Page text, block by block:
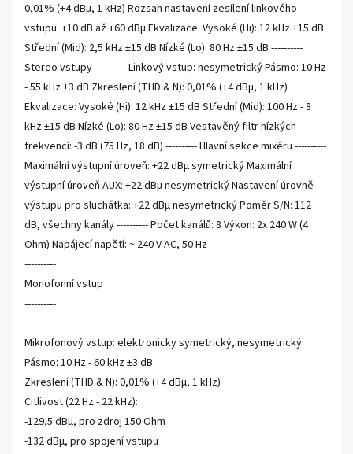
0,01% (+4 dBµ, 1 kHz) Rozsah nastavení zesílení linkového
vstupu: +10 dB až +60 dBµ Ekvalizace: Vysoké (Hi): 12 kHz ±15 dB
Střední (Mid): 2,5 kHz ±15 dB Nízké (Lo): 80 Hz ±15 dB ----------
Stereo vstupy ---------- Linkový vstup: nesymetrický Pásmo: 10 Hz
- 55 kHz ±3 dB Zkreslení (THD & N): 0,01% (+4 dBµ, 1 kHz)
Ekvalizace: Vysoké (Hi): 12 kHz ±15 dB Střední (Mid): 100 Hz - 8
kHz ±15 dB Nízké (Lo): 80 Hz ±15 dB Vestavěný filtr nízkých
frekvencí: -3 dB (75 Hz, 18 dB) ---------- Hlavní sekce mixéru ----------
Maximální výstupní úroveň: +22 dBµ symetrický Maximální
výstupní úroveň AUX: +22 dBµ nesymetrický Nastavení úrovně
výstupu pro sluchátka: +22 dBµ nesymetrický Poměr S/N: 112
dB, všechny kanály ---------- Počet kanálů: 8 Výkon: 2x 240 W (4
Ohm) Napájecí napětí: ~ 240 V AC, 50 Hz
----------
Monofonní vstup
----------
Mikrofonový vstup: elektronicky symetrický, nesymetrický
Pásmo: 10 Hz - 60 kHz ±3 dB
Zkreslení (THD & N): 0,01% (+4 dBµ, 1 kHz)
Citlivost (22 Hz - 22 kHz):
-129,5 dBµ, pro zdroj 150 Ohm
-132 dBµ, pro spojení vstupu